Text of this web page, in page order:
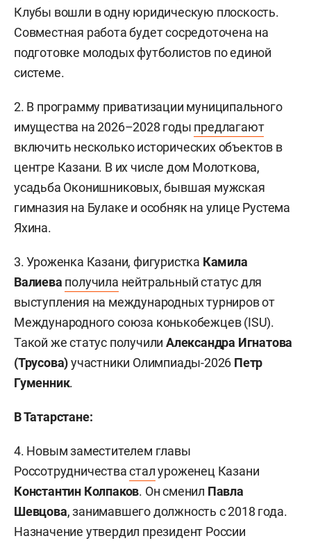
Клубы вошли в одну юридическую плоскость.
Совместная работа будет сосредоточена на
подготовке молодых футболистов по единой
системе.
2. В программу приватизации муниципального
имущества на 2026–2028 годы предлагают
включить несколько исторических объектов в
центре Казани. В их числе дом Молоткова,
усадьба Оконишниковых, бывшая мужская
гимназия на Булаке и особняк на улице Рустема
Яхина.
3. Уроженка Казани, фигуристка Камила
Валиева получила нейтральный статус для
выступления на международных турниров от
Международного союза конькобежцев (ISU).
Такой же статус получилиАлександра Игнатова
(Трусова)участники Олимпиады-2026 Петр
Гуменник.
В Татарстане:
4. Новым заместителем главы
Россотрудничествасталуроженец Казани
Константин Колпаков. Он сменил Павла
Шевцова, занимавшего должность с 2018 года.
Назначение утвердил президент России